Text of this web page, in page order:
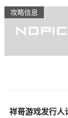
攻略信息